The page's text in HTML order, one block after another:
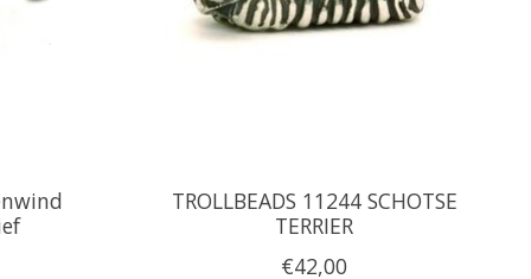
TROLLBEADS 11244 SCHOTSE
TERRIER
€42,00